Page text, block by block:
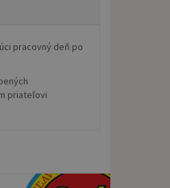
pracovný deň po
priateľovi